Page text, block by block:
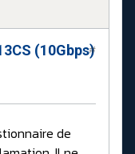
(10Gbps)
#
de